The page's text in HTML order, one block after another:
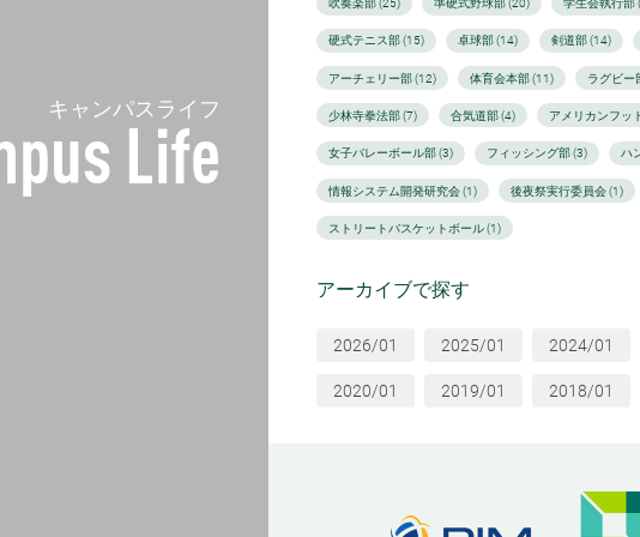
キャンパスライフ
Life
吹奏楽部 (25) 準硬式野球部 (20) 学生会執行部
硬式テニス部 (15) 卓球部 (14) 剣道部 (14)
アーチェリー部 (12) 体育会本部 (11) ラグビー
少林寺拳法部 (7) 合気道部 (4) アメリカンフッ
女子バレーボール部 (3) フィッシング部 (3) ハ
情報システム開発研究会 (1) 後夜祭実行委員会 (1)
ストリートバスケットボール (1)
アーカイブで探す
2026/01 2025/01 2024/01
2020/01 2019/01 2018/01